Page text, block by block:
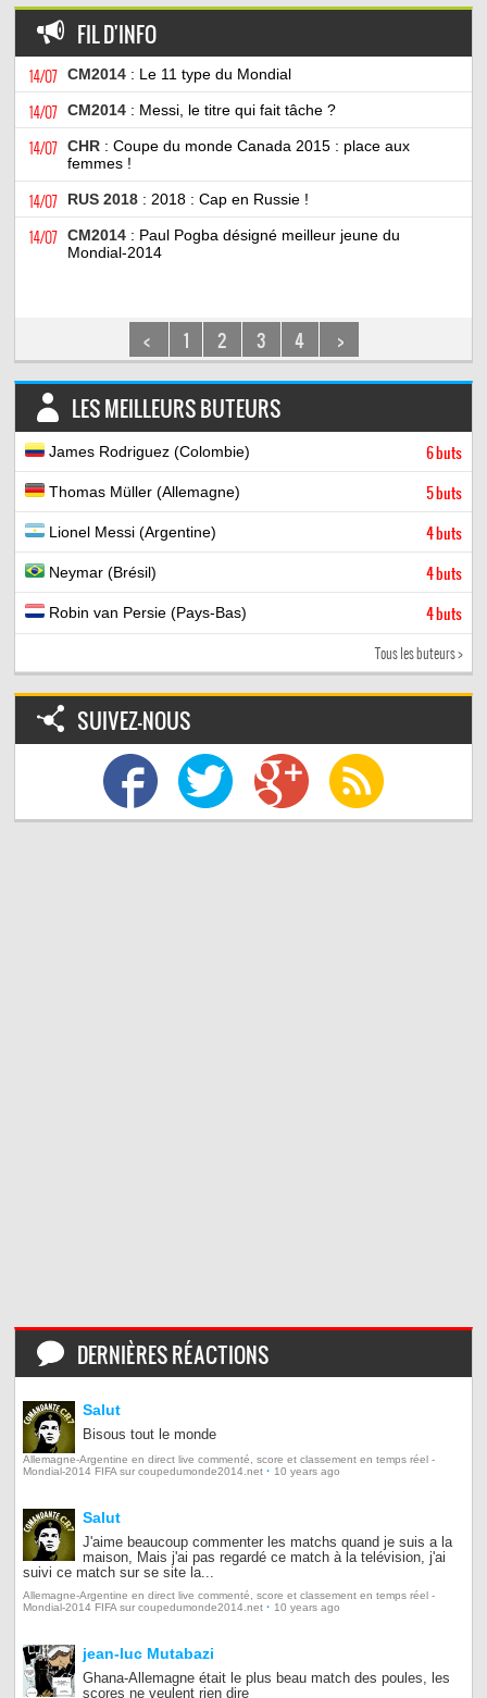
FIL D'INFO
14/07 CM2014 : Le 11 type du Mondial
14/07 CM2014 : Messi, le titre qui fait tâche ?
14/07 CHR : Coupe du monde Canada 2015 : place aux
femmes !
14/07 RUS 2018 : 2018 : Cap en Russie !
14/07 CM2014 : Paul Pogba désigné meilleur jeune du
Mondial-2014
< 1 2 3 4 >
LES MEILLEURS BUTEURS
James Rodriguez (Colombie) 6 buts
Thomas Müller (Allemagne) 5 buts
Lionel Messi (Argentine) 4 buts
Neymar (Brésil) 4 buts
Robin van Persie (Pays-Bas) 4 buts
Tous les buteurs >
SUIVEZ-NOUS
DERNIÈRES RÉACTIONS
Salut
Bisous tout le monde
Allemagne-Argentine en direct live commenté, score et classement en temps réel -
Mondial-2014 FIFA sur coupedumonde2014.net · 10 years ago
Salut
J'aime beaucoup commenter les matchs quand je suis a la
maison, Mais j'ai pas regardé ce match à la telévision, j'ai
suivi ce match sur se site la...
Allemagne-Argentine en direct live commenté, score et classement en temps réel -
Mondial-2014 FIFA sur coupedumonde2014.net · 10 years ago
jean-luc Mutabazi
Ghana-Allemagne était le plus beau match des poules, les
scores ne veulent rien dire